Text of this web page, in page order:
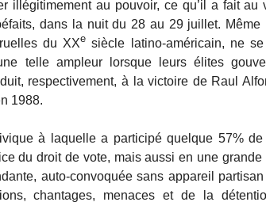
illégitimement au pouvoir, ce qu’il a fait
dans la nuit du 28 au 29 juillet. Même
du XXe siècle latino-américain, ne
telle ampleur lorsque leurs élites
respectivement, à la victoire de Raul
1988.
à laquelle a participé quelque 57% de
du droit de vote, mais aussi en une
auto-convoquée sans appareil
chantages, menaces et de la